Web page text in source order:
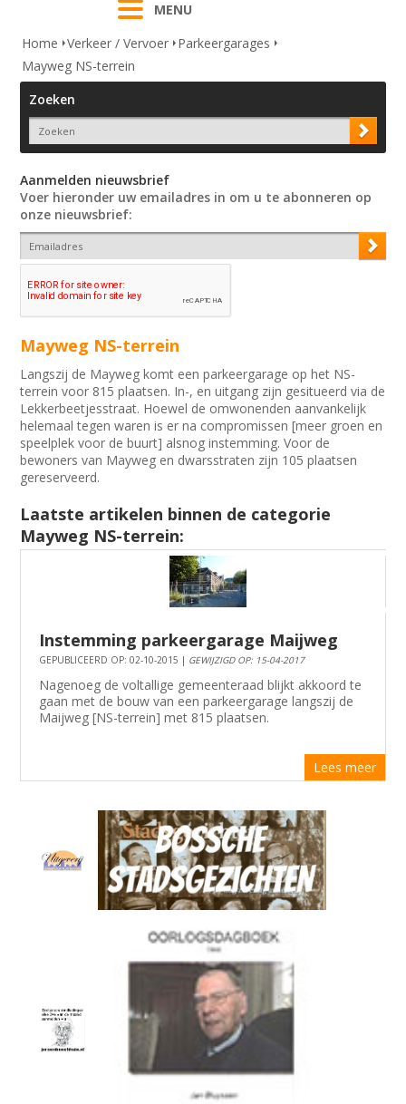
MENU
Home Verkeer / Vervoer Parkeergarages
Mayweg NS-terrein
Zoeken
Aanmelden nieuwsbrief
Voer hieronder uw emailadres in om u te abonneren op
onze nieuwsbrief:
Mayweg NS-terrein
Langszij de Mayweg komt een parkeergarage op het NS-
terrein voor 815 plaatsen. In-, en uitgang zijn gesitueerd via de
Lekkerbeetjesstraat. Hoewel de omwonenden aanvankelijk
helemaal tegen waren is er na compromissen [meer groen en
speelplek voor de buurt] alsnog instemming. Voor de
bewoners van Mayweg en dwarsstraten zijn 105 plaatsen
gereserveerd.
Laatste artikelen binnen de categorie
Mayweg NS-terrein:
Instemming parkeergarage Maijweg
GEPUBLICEERD OP: 02-10-2015 | GEWIJZIGD OP: 15-04-2017
Nagenoeg de voltallige gemeenteraad blijkt akkoord te
gaan met de bouw van een parkeergarage langszij de
Maijweg [NS-terrein] met 815 plaatsen.
Lees meer